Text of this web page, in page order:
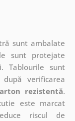
sunt ambalate
sunt protejate
Tablourile sunt
verificarea
rezistentă.
este marcat
riscul de